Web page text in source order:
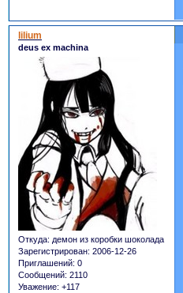
lilium
deus ex machina
Откуда: демон из коробки шоколада
Зарегистрирован: 2006-12-26
Приглашений: 0
Сообщений: 2110
Уважение: +117